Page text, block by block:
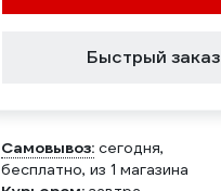
Быстрый заказ
Самовывоз: сегодня,
бесплатно, из 1 магазина